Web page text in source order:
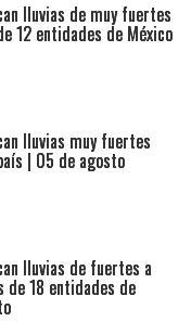
lluvias de muy fuertes
12 entidades de México
lluvias muy fuertes
| 05 de agosto
lluvias de fuertes a
de 18 entidades de